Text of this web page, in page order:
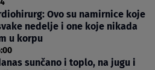
Ovo su namirnice koje
nedelje i one koje nikada
u korpu
sunčano i toplo, na jugu i